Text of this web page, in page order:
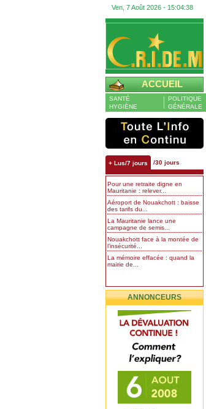
Ven, 7 Août 2026 - 15:04:39
ACCUEIL
SANTÉ
HYGIÈNE
POLITIQUE
GÉNÉRALE
+ Lus/7 jours /30 jours
Pour une retraite digne en
Mauritanie : relever...
Aéroport de Nouakchott : baisse
des tarifs du...
La Mauritanie lance une
campagne de semis...
Nouakchott face à la montée de
l’insécurité...
La mémoire effacée : quand la
mairie de...
ANNONCEURS